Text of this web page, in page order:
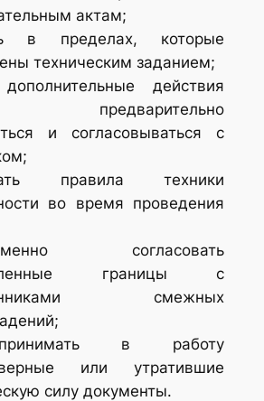
актам;
в пределах, которые
техническим заданием;
действия
предварительно
и согласовываться с
правила техники
во время проведения
согласовать
границы с
смежных
в работу
или утратившие
силу документы.